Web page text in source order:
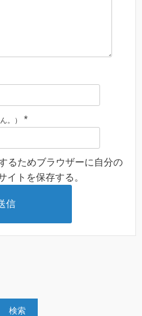
。） *
るためブラウザーに自分の
イトを保存する。
検索